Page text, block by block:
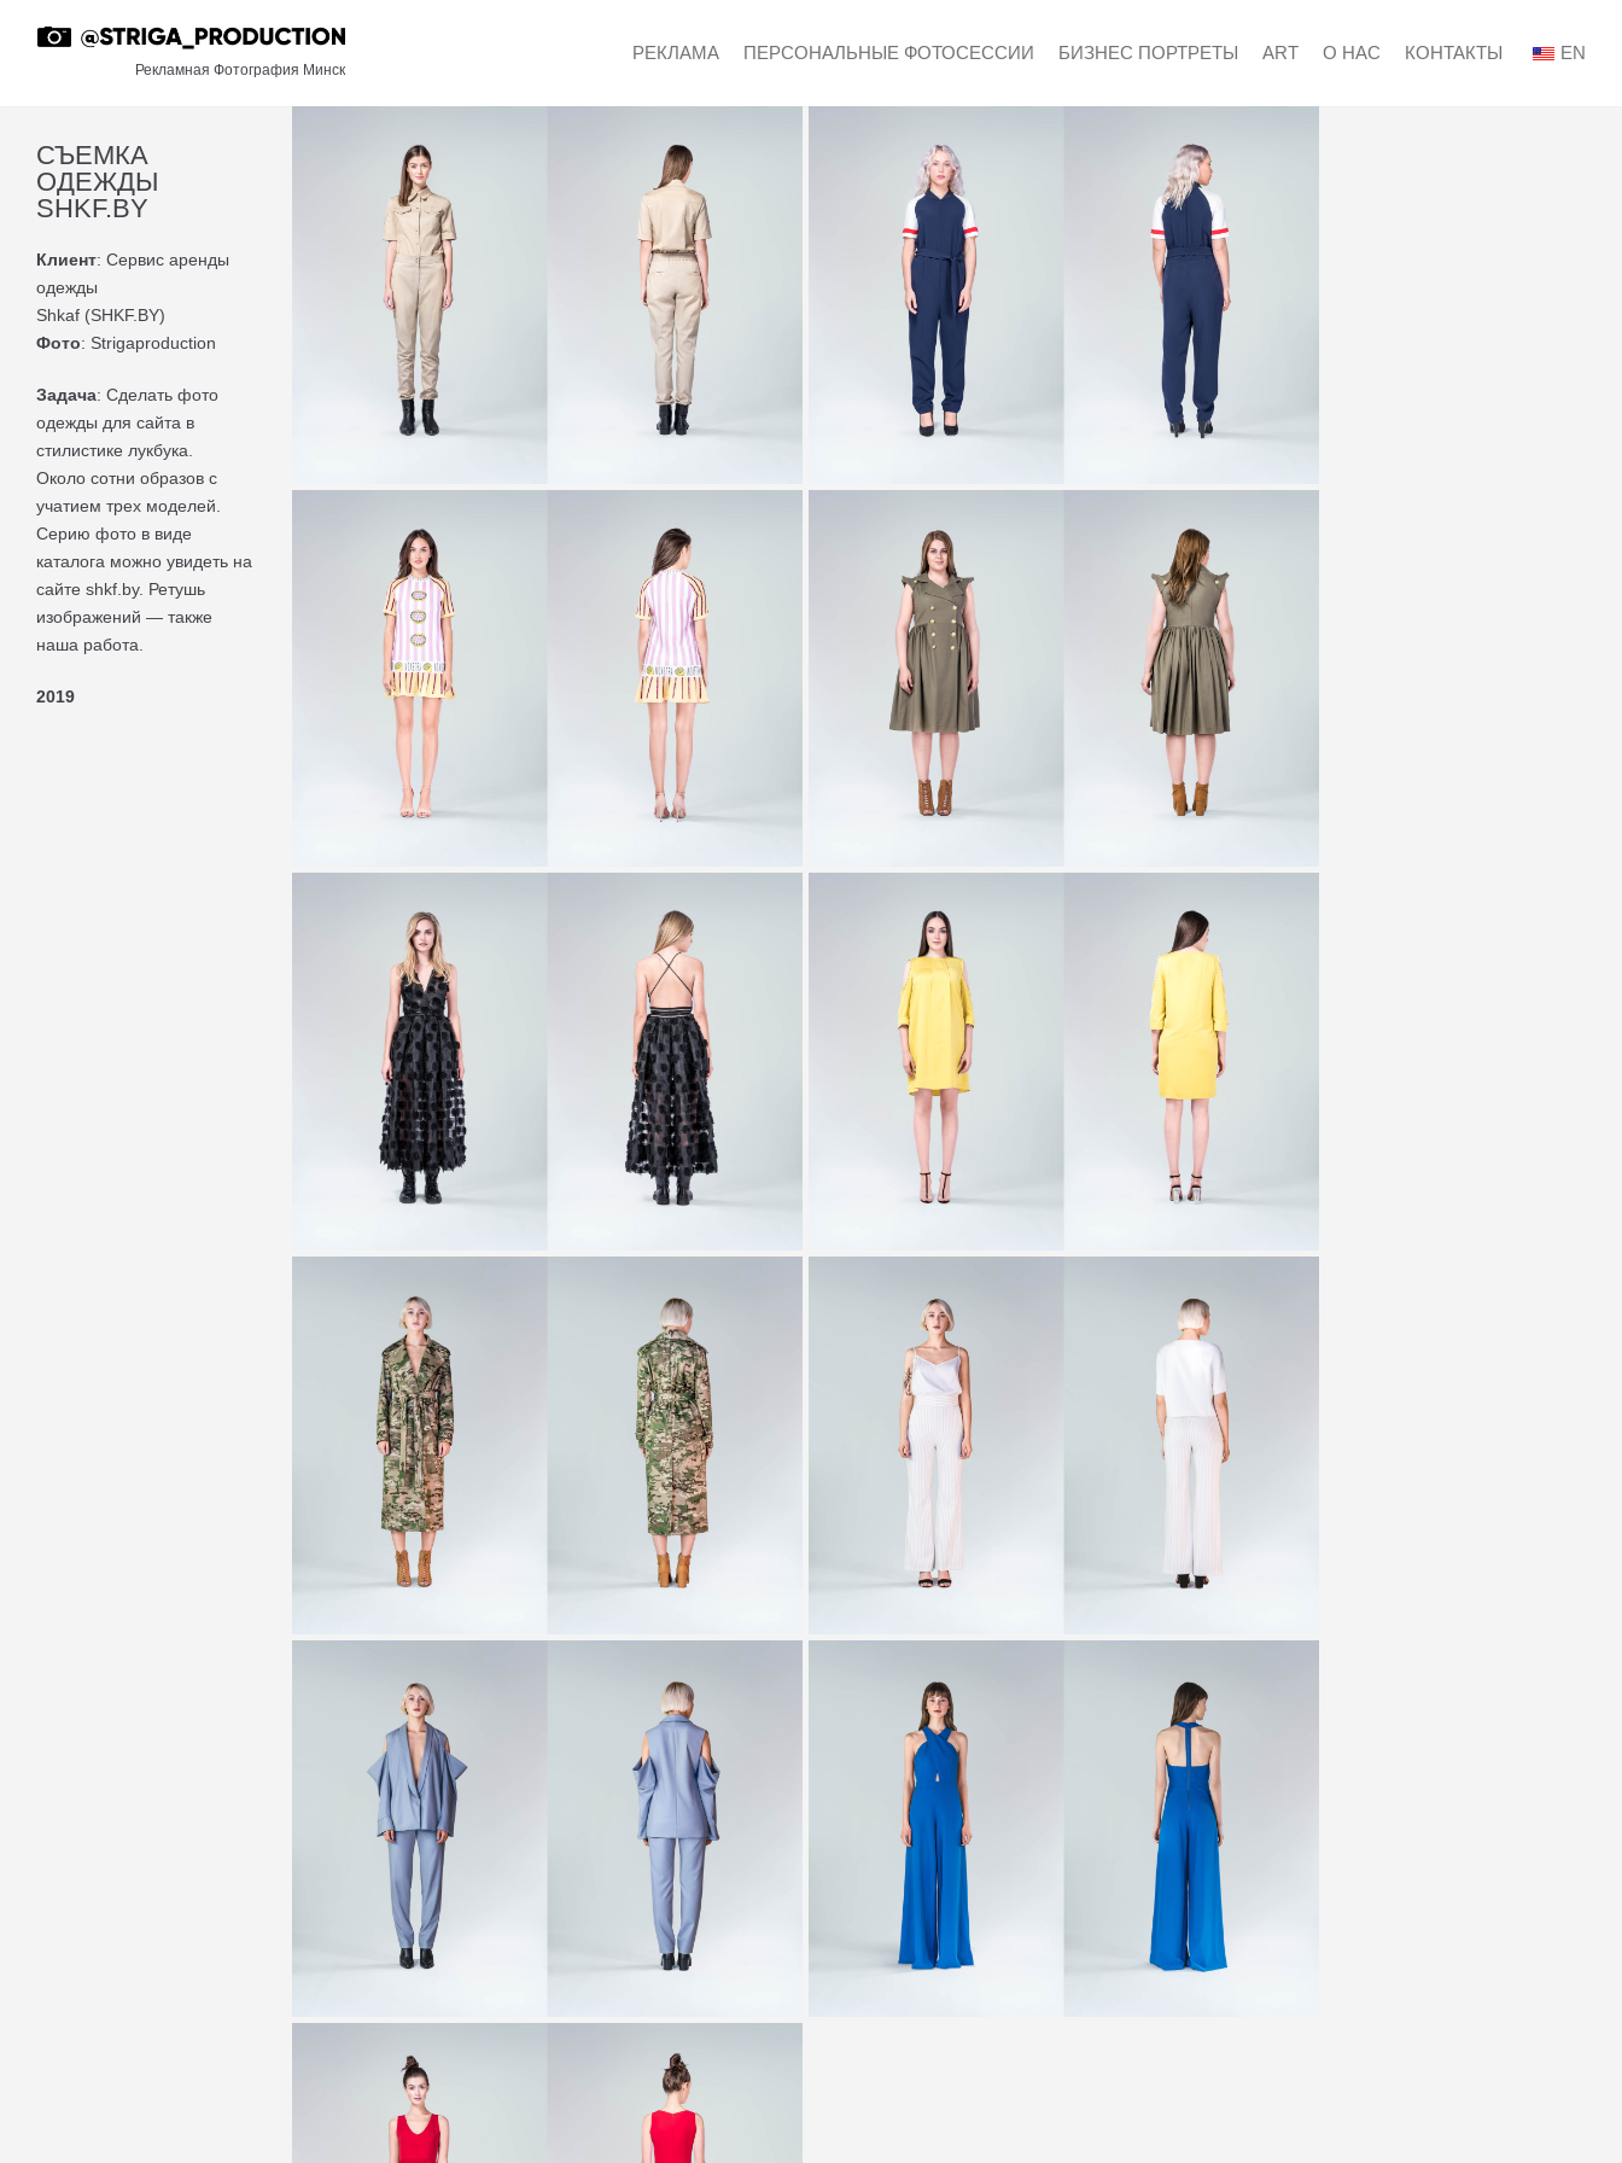
Перейти
Рекламная Фотография Минск
РЕКЛАМА ПЕРСОНАЛЬНЫЕ ФОТОСЕССИИ БИЗНЕС ПОРТРЕТЫ ART О НАС КОНТАКТЫ EN
РЕКЛАМА
ПЕРСОНАЛЬНЫЕ ФОТОСЕССИИ
БИЗНЕС ПОРТРЕТЫ
ART
О НАС
КОНТАКТЫ
EN
СЪЕМКА
ОДЕЖДЫ
SHKF.BY ​
Клиент: Сервис аренды
одежды
Shkaf (SHKF.BY)
Фото: Strigaproduction
Задача: Сделать фото
одежды для сайта в
стилистике лукбука.
Около сотни образов с
учатием трех моделей.
Серию фото в виде
каталога можно увидеть на
сайте shkf.by. Ретушь
изображений — также
наша работа.
2019